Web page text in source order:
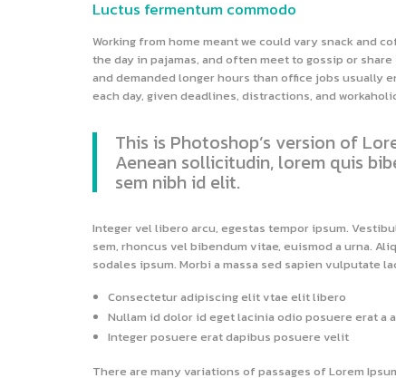
Luctus fermentum commodo
Working from home meant we could vary snack and
the day in pajamas, and often meet to gossip or
and demanded longer hours than office jobs usually
each day, given deadlines, distractions, and
This is Photoshop’s version of
Aenean sollicitudin, lorem quis
sem nibh id elit.
Integer vel libero arcu, egestas tempor ipsum.
sem, rhoncus vel bibendum vitae, euismod a urna.
sodales ipsum. Morbi a massa sed sapien vulputate
Consectetur adipiscing elit vtae elit libero
Nullam id dolor id eget lacinia odio posuere erat a
Integer posuere erat dapibus posuere velit
There are many variations of passages of Lorem